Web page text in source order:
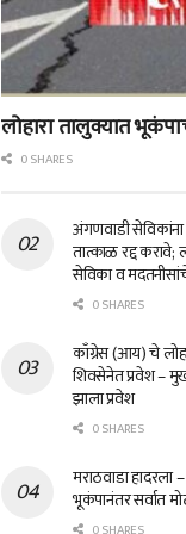
लोहारा तालुक्यात
0 SHARES
अंगणवाडी
तात्काळ रद्द करावे;
सेविका व
0 SHARES
काँग्रेस (आय) चे
शिवसेनेत प्रवेश –
झाला प्रवेश
0 SHARES
मराठवाडा
भूकंपानंतर सर्वात